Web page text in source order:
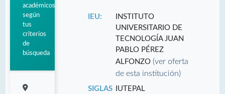
académicos
según
tus
criterios
de
búsqueda
IEU:
INSTITUTO
UNIVERSITARIO DE
TECNOLOGÍA JUAN
PABLO PÉREZ
ALFONZO(ver oferta
de esta institución)
SIGLAS
IUTEPAL